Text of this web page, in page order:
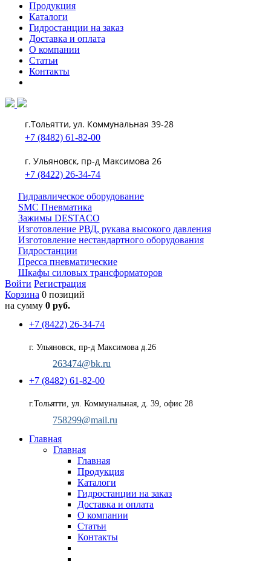
Продукция
Каталоги
Гидростанции на заказ
Доставка и оплата
О компании
Статьи
Контакты
г.Тольятти, ул. Коммунальная 39-28
+7 (8482) 61-82-00
г. Ульяновск, пр-д Максимова 26
+7 (8422) 26-34-74
Гидравлическое оборудование
SMC Пневматика
Зажимы DESTACO
Изготовление РВД, рукава высокого давления
Изготовление нестандартного оборудования
Гидростанции
Пресса пневматические
Шкафы силовых трансформаторов
Войти Регистрация
Корзина 0 позиций
на сумму 0 руб.
+7 (8422) 26-34-74
г. Ульяновск, пр-д Максимова д.26
263474@bk.ru
+7 (8482) 61-82-00
г.Тольятти, ул. Коммунальная, д. 39, офис 28
758299@mail.ru
Главная
Главная
Главная
Продукция
Каталоги
Гидростанции на заказ
Доставка и оплата
О компании
Статьи
Контакты